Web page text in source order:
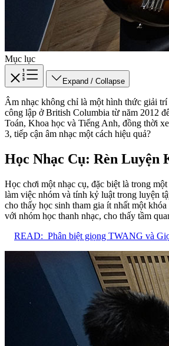
Mục lục
Expand / Collapse
Âm nhạc không chỉ là một hình thức giải
công lập ở British Columbia từ năm 2012
Toán, Khoa học và Tiếng Anh, đồng thời
3, tiếp cận âm nhạc một cách hiệu quả?
Học Nhạc Cụ: Rèn Luyện
Học chơi một nhạc cụ, đặc biệt là trong
làm việc nhóm và tính kỷ luật trong luyện
cho thấy học sinh tham gia ít nhất một
với nhóm học thanh nhạc, cho thấy tầm
READ: Phân biệt giọng TWANG và